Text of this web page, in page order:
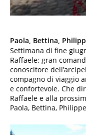
Paola, Bettina,
Settimana di fine
Raffaele: gran
conoscitore
compagno di viaggio
e confortevole. Che
Raffaele e alla
Paola, Bettina,